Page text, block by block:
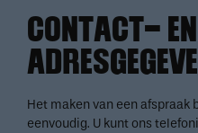
CONTACT- EN
Het maken van een afspraak
eenvoudig. U kunt ons